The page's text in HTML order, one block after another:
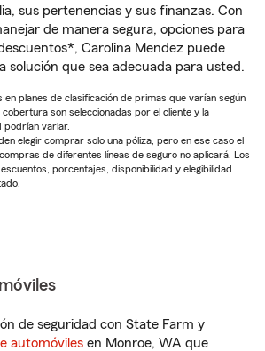
sus pertenencias y sus finanzas. Con
de manera segura, opciones para
Carolina Mendez puede
solución que sea adecuada para usted.
planes de clasificación de primas que varían según
son seleccionadas por el cliente y la
podrían variar.
elegir comprar solo una póliza, pero en ese caso el
de diferentes líneas de seguro no aplicará. Los
porcentajes, disponibilidad y elegibilidad
de seguridad con State Farm y
automóviles en Monroe, WA que